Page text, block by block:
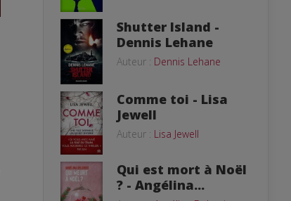
Shutter Island -
Dennis Lehane
Auteur : Dennis Lehane
Comme toi - Lisa
Jewell
Auteur : Lisa Jewell
Qui est mort à Noël
? - Angélina...